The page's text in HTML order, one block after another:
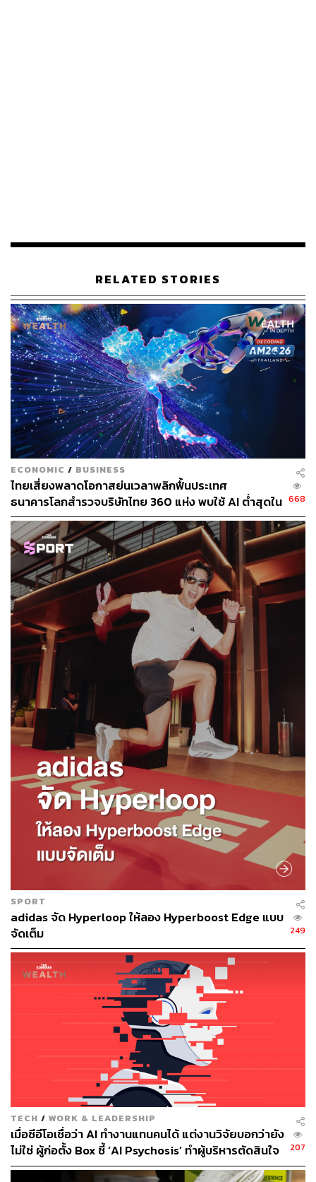
RELATED STORIES
ECONOMIC / BUSINESS
ไทยเสี่ยงพลาดโอกาสย่นเวลาพลิกฟื้นประเทศ
ธนาคารโลกสำรวจบริษัทไทย 360 แห่ง พบใช้ AI ต่ำสุดใน
กลุ่ม ตามหลังเคนยาและไนจีเรียเกือบ 4 เท่า
668
SPORT
adidas จัด Hyperloop ให้ลอง Hyperboost Edge แบบ
จัดเต็ม
249
TECH / WORK & LEADERSHIP
เมื่อซีอีโอเชื่อว่า AI ทำงานแทนคนได้ แต่งานวิจัยบอกว่ายัง
ไม่ใช่ ผู้ก่อตั้ง Box ชี้ ‘AI Psychosis’ ทำผู้บริหารตัดสินใจ
ปลดคนจากสิ่งที่ไม่เคยลงมือ
207